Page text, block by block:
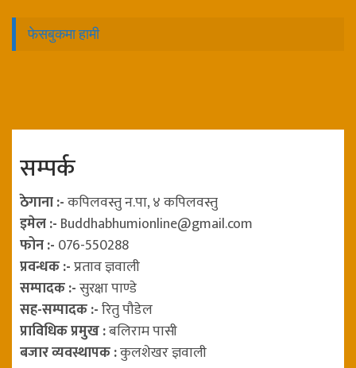
फेसबुकमा हामी
सम्पर्क
ठेगाना :-कपिलवस्तु न.पा, ४ कपिलवस्तु
इमेल :- Buddhabhumionline@gmail.com
फोन :- 076-550288
प्रवन्धक :-प्रताव ज्ञवाली
सम्पादक :-सुरक्षा पाण्डे
सह-सम्पादक :-रितु पौडेल
प्राविधिक प्रमुख :बलिराम पासी
बजार व्यवस्थापक :कुलशेखर ज्ञवाली